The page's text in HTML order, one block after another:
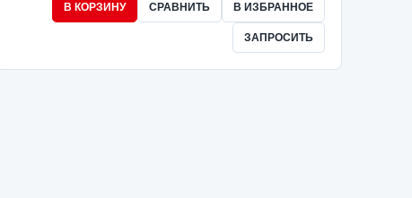
В КОРЗИНУ СРАВНИТЬ В ИЗБРАННОЕ
ЗАПРОСИТЬ